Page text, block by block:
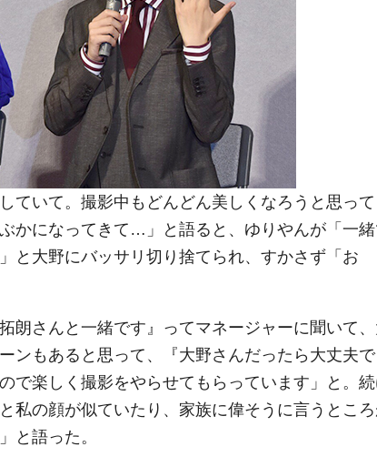
ていて。撮影中もどんどん美しくなろうと思っ
かになってきて…」と語ると、ゆりやんが「一
と大野にバッサリ切り捨てられ、すかさず「お
朗さんと一緒です』ってマネージャーに聞いて
ンもあると思って、『大野さんだったら大丈夫で
で楽しく撮影をやらせてもらっています」と。
私の顔が似ていたり、家族に偉そうに言うとこ
と語った。